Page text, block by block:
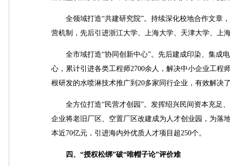
全领域打造“共建研究院”。持续深化校地合作文章
营机制，先后引进浙江大学、上海大学、天津大学、上
全市域打造“协同创新中心”。先后建成印染、集成
心，累计引进各类工程师2700余人，解决中小企业工程
根研发的水喷淋技术推广到20多家同行企业，有效解决
全方位打造“民营才创园”。发挥绍兴民间资本充足、
企业将老旧厂区、空置厂区改建成为人才创业园，为落
本近70亿元，引进海内外优质人才项目超250个。
四、“授权松绑”破“唯帽子论”评价难